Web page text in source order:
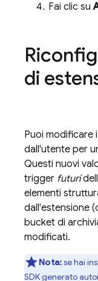
Fai clic su
di
Puoi modificare
dall'utente per
Questi nuovi
trigger futuri
elementi
dall'estensione
bucket di
modificati.
Nota:se hai
SDK generato